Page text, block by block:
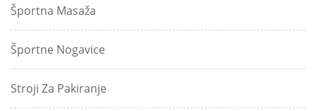
Športna Masaža
Športne Nogavice
Stroji Za Pakiranje